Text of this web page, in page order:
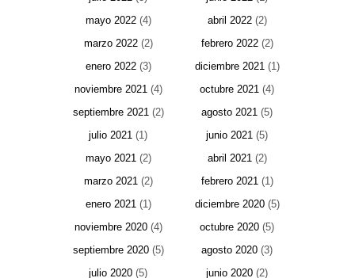
mayo 2022(4) abril 2022(2)
marzo 2022(2) febrero 2022(2)
enero 2022(3) diciembre 2021(1)
noviembre 2021(4) octubre 2021 (4)
septiembre 2021(2) agosto 2021 (5)
julio 2021 (1) junio 2021 (5)
mayo 2021(2) abril 2021(2)
marzo 2021(2) febrero 2021(1)
enero 2021(1) diciembre 2020(5)
noviembre 2020(4) octubre 2020 (5)
septiembre 2020(5) agosto 2020 (3)
julio 2020 (5) junio 2020 (2)